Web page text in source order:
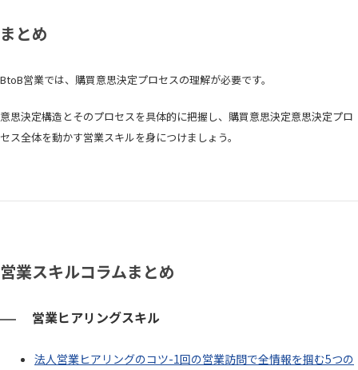
まとめ
BtoB営業では、購買意思決定プロセスの理解が必要です。
意思決定構造とそのプロセスを具体的に把握し、購買意思決定意思決定プロ
セス全体を動かす営業スキルを身につけましょう。
営業スキルコラムまとめ
営業ヒアリングスキル
法人営業ヒアリングのコツ-1回の営業訪問で全情報を掴む5つの